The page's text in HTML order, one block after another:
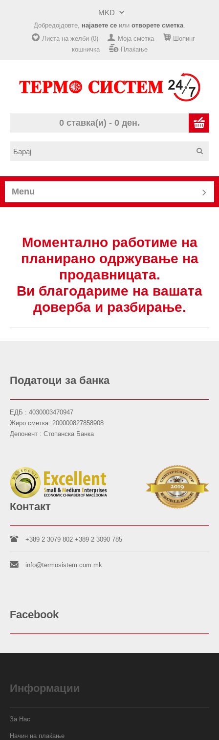
Добредојдовте, најавете се или отворете сметка.
Листа на желби (0)
Моја сметка
Шопинг
кошничка
Плаќање
0 ставка(и) - 0 ден.
Menu
Моментално работиме на
планирано одржување на
продавницата.
Ви благодариме на вашата
доверба и разбирање.
Податоци за банка
ЕДБ : 4030003470947
Жиро сметка: 200000827858908
Депонент : Стопанска Банка
Контакт
+389 2 3079 802 +389 2 3090 785
info@termosistem.com.mk
Facebook
Информации
За Нас
Начин на плаќање